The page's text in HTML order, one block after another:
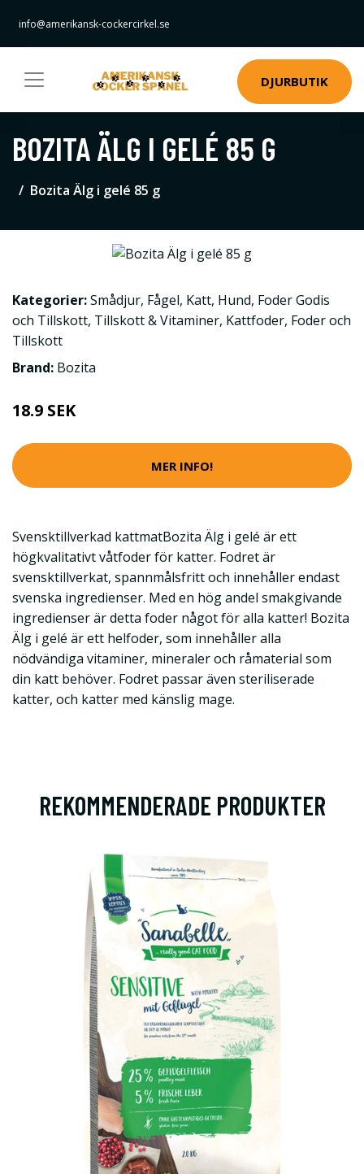
info@amerikansk-cockercirkel.se
DJURBUTIK
BOZITA ÄLG I GELÉ 85 G
Bozita Älg i gelé 85 g
Kategorier:Smådjur, Fågel, Katt, Hund, Foder Godis
och Tillskott, Tillskott & Vitaminer, Kattfoder, Foder och
Tillskott
Brand: Bozita
18.9 SEK
MER INFO!
Svensktillverkad kattmatBozita Älg i gelé är ett
högkvalitativt våtfoder för katter. Fodret är
svensktillverkat, spannmålsfritt och innehåller endast
svenska ingredienser. Med en hög andel smakgivande
ingredienser är detta foder något för alla katter! Bozita
Älg i gelé är ett helfoder, som innehåller alla
nödvändiga vitaminer, mineraler och råmaterial som
din katt behöver. Fodret passar även steriliserade
katter, och katter med känslig mage.
REKOMMENDERADE PRODUKTER